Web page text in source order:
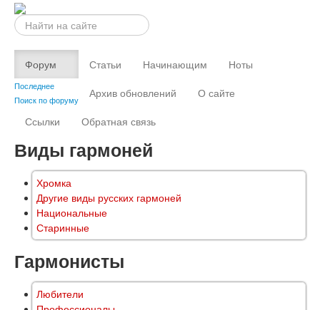
Искать...
Форум
Последнее
Поиск по форуму
Статьи Начинающим
Ноты
Архив обновлений
О сайте
Ссылки
Обратная связь
Виды гармоней
Хромка
Другие виды русских гармоней
Национальные
Старинные
Гармонисты
Любители